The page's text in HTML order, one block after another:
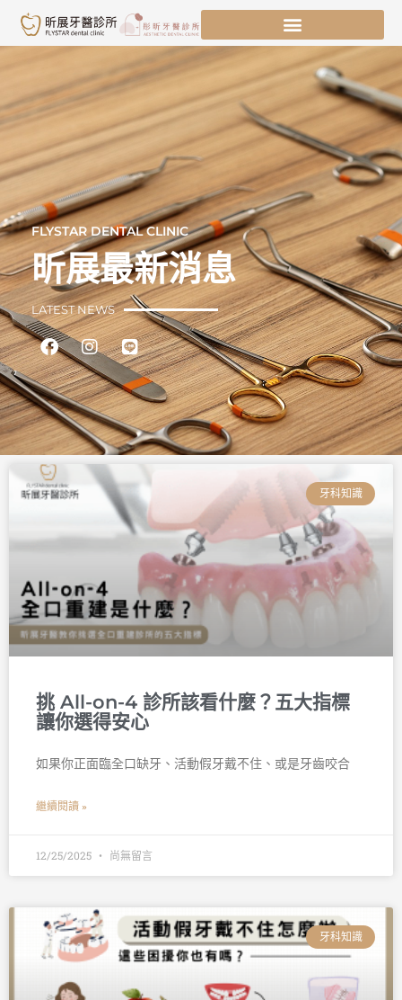
主
容
FLYSTAR DENTAL CLINIC
昕展最新消息
LATEST NEWS
FacebookInstagram
Line
牙科知識
挑 All-on-4 診所該看什麼？五大指標
讓你選得安心
如果你正面臨全口缺牙、活動假牙戴不住、或是牙齒咬合
繼續閱讀 »
12/25/2025 尚無留言
牙科知識
面